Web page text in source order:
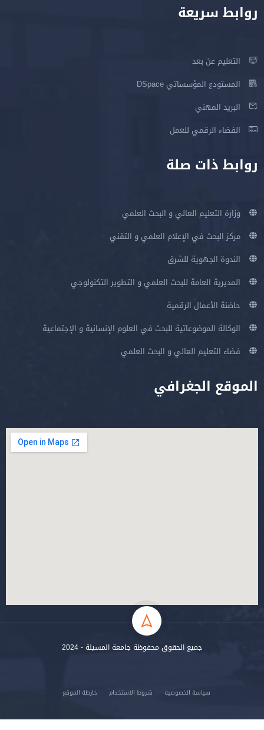
روابط سريعة
التعليم عن بعد
المستودع المؤسساتي DSpace
البريد المهني
الفضاء الرقمي للعمل
روابط ذات صلة
وزارة التعليم العالي و البحث العلمي
مركز البحث في الإعلام العلمي و التقني
الندوة الجهوية للشرق
المديرية العامة للبحث العلمي و التطوير التكنولوجي
حاضنة الأعمال الرقمية
الوكالة الموضوعاتية للبحث في العلوم الإنسانية و الإجتماعية
فضاء التعليم العالي و البحث العلمي
الموقع الجغرافي
جميع الحقوق محفوظة جامعة المسيلة - 2024
سياسة الخصوصية شروط الاستخدام خارطة الموقع